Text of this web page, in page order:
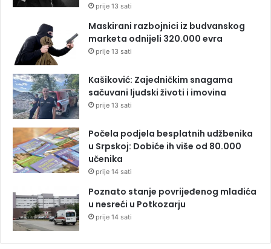
prije 13 sati
Maskirani razbojnici iz budvanskog
marketa odnijeli 320.000 evra
prije 13 sati
Kašiković: Zajedničkim snagama
sačuvani ljudski životi i imovina
prije 13 sati
Počela podjela besplatnih udžbenika
u Srpskoj: Dobiće ih više od 80.000
učenika
prije 14 sati
Poznato stanje povrijeđenog mladića
u nesreći u Potkozarju
prije 14 sati